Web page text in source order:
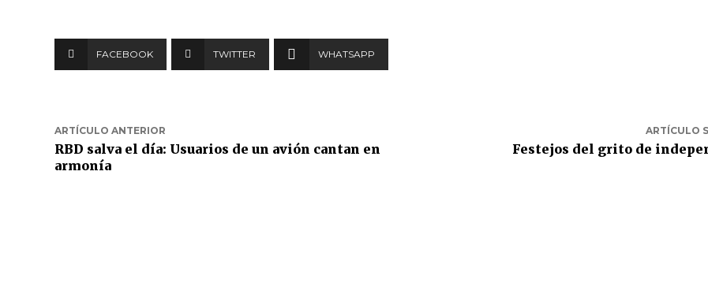
FACEBOOK TWITTER WHATSAPP
ARTÍCULO ANTERIOR
RBD salva el día: Usuarios de un avión cantan en
armonía
ARTÍCULO
Festejos del grito de